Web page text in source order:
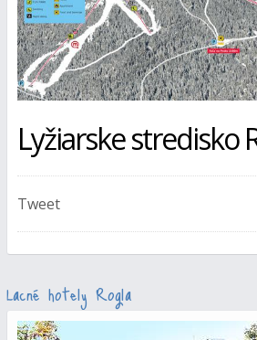
Lyžiarske stredisko
Tweet
Lacné hotely Rogla